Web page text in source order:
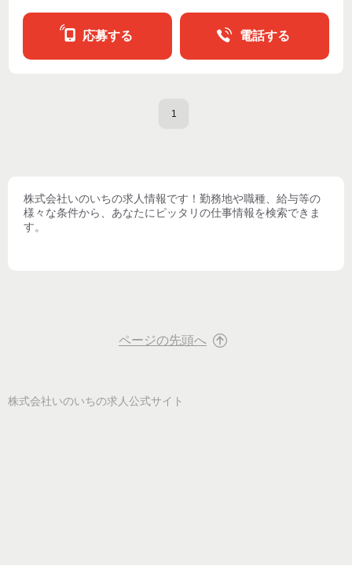
応募する 電話する
1
株式会社いのいちの求人情報です！勤務地や職種、給与等の
様々な条件から、あなたにピッタリの仕事情報を検索できま
す。
ページの先頭へ
株式会社いのいちの求人公式サイト